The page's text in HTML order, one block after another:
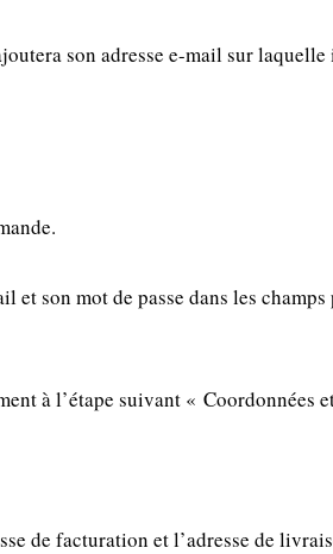
son adresse e-mail sur
son mot de passe dans les
à l’étape suivant « Coordonnées
de facturation et l’adresse de